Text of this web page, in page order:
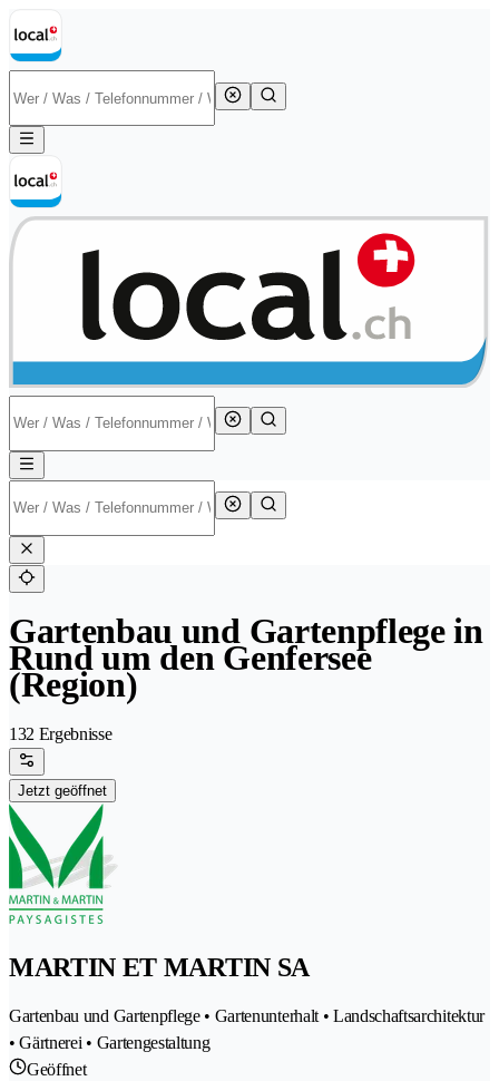
Gartenbau und Gartenpflege in
Rund um den Genfersee
(Region)
132 Ergebnisse
Jetzt geöffnet
MARTIN ET MARTIN SA
Gartenbau und Gartenpflege • Gartenunterhalt • Landschaftsarchitektur
• Gärtnerei • Gartengestaltung
Geöffnet